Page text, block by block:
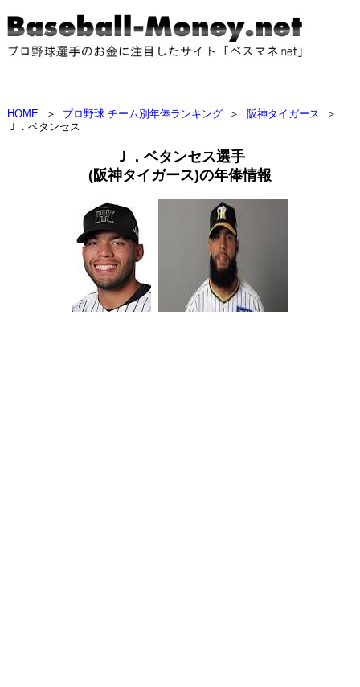
HOME ＞ プロ野球 チーム別年俸ランキング ＞ 阪神タイガース
＞
Ｊ．ベタンセス
Ｊ．ベタンセス選手
(阪神タイガース)の年俸情報